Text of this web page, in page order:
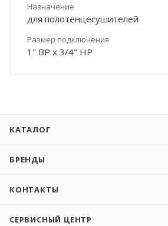
Назначение
для полотенцесушителей
Размер подключения
1" ВР х 3/4" НР
КАТАЛОГ
БРЕНДЫ
КОНТАКТЫ
СЕРВИСНЫЙ ЦЕНТР